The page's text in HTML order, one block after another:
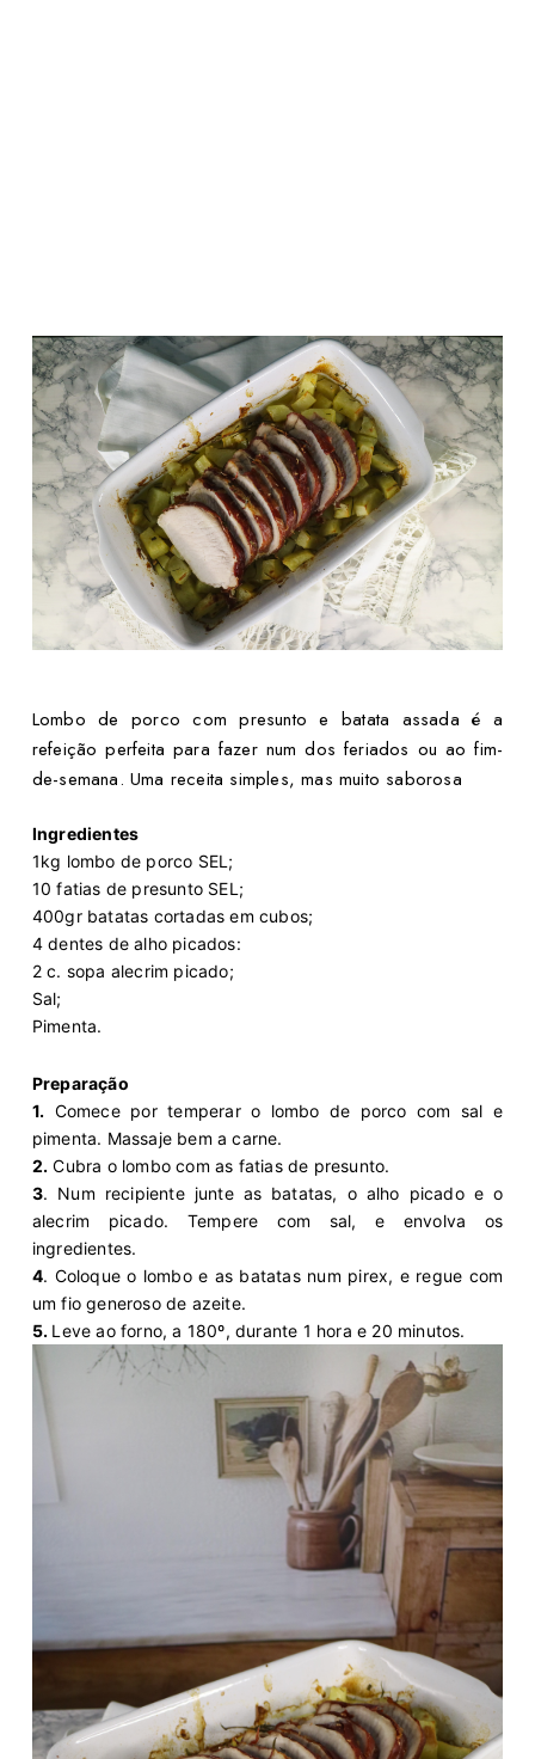
Lombo de porco com presunto e batata assada é a
refeição perfeita para fazer num dos feriados ou ao fim-
de-semana. Uma receita simples, mas muito saborosa
Ingredientes
1kg lombo de porco SEL;
10 fatias de presunto SEL;
400gr batatas cortadas em cubos;
4 dentes de alho picados:
2 c. sopa alecrim picado;
Sal;
Pimenta.
Preparação
1. Comece por temperar o lombo de porco com sal e
pimenta. Massaje bem a carne.
2. Cubra o lombo com as fatias de presunto.
3. Num recipiente junte as batatas, o alho picado e o
alecrim picado. Tempere com sal, e envolva os
ingredientes.
4. Coloque o lombo e as batatas num pirex, e regue com
um fio generoso de azeite.
5. Leve ao forno, a 180º, durante 1 hora e 20 minutos.